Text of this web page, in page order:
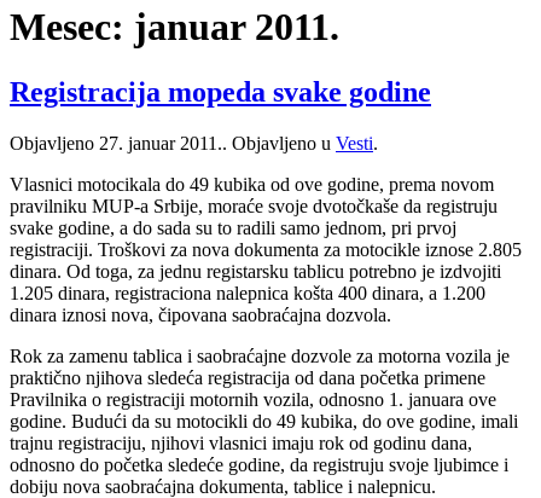
Mesec: januar 2011.
Registracija mopeda svake godine
Objavljeno 27. januar 2011.. Objavljeno u Vesti.
Vlasnici motocikala do 49 kubika od ove godine, prema novom
pravilniku MUP-a Srbije, moraće svoje dvotočkaše da registruju
svake godine, a do sada su to radili samo jednom, pri prvoj
registraciji. Troškovi za nova dokumenta za motocikle iznose 2.805
dinara. Od toga, za jednu registarsku tablicu potrebno je izdvojiti
1.205 dinara, registraciona nalepnica košta 400 dinara, a 1.200
dinara iznosi nova, čipovana saobraćajna dozvola.
Rok za zamenu tablica i saobraćajne dozvole za motorna vozila je
praktično njihova sledeća registracija od dana početka primene
Pravilnika o registraciji motornih vozila, odnosno 1. januara ove
godine. Budući da su motocikli do 49 kubika, do ove godine, imali
trajnu registraciju, njihovi vlasnici imaju rok od godinu dana,
odnosno do početka sledeće godine, da registruju svoje ljubimce i
dobiju nova saobraćajna dokumenta, tablice i nalepnicu.